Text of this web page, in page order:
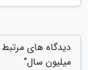
میلیون سال"